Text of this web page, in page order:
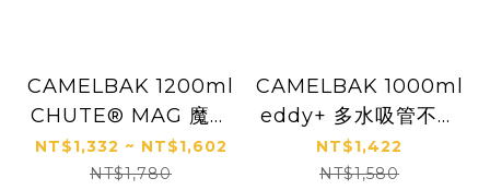
CAMELBAK 1200ml
CHUTE® MAG 魔力
磁吸/ eddy+ 多水吸
管式不銹鋼保溫保冰水
NT$1,332 ~ NT$1,602
NT$1,780
CAMELBAK 1000ml
eddy+ 多水吸管不銹
鋼保溫保冰瓶
NT$1,422
NT$1,580